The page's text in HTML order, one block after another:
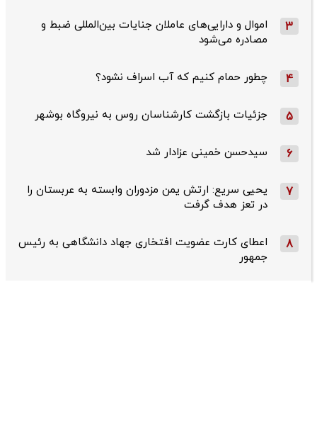
3
اموال و دارایی‌های عاملان جنایات بین‌المللی ضبط و
مصادره می‌شود
4 چطور حمام کنیم که آب اسراف نشود؟
5 جزئیات بازگشت کارشناسان روس به نیروگاه بوشهر
6 سیدحسن خمینی عزادار شد
7
یحیی سریع: ارتش یمن مزدوران وابسته به عربستان را
در تعز هدف گرفت
8
اعطای کارت عضویت افتخاری جهاد دانشگاهی به رئیس‌
جمهور